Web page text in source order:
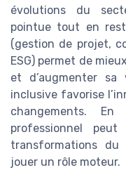
évolutions du
pointue tout en
(gestion de projet,
ESG) permet de
et d’augmenter sa
inclusive favorise
changements.
professionnel peut
transformations
jouer un rôle moteur.